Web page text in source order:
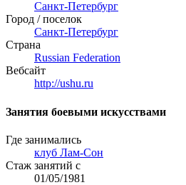
Санкт-Петербург
Город / поселок
Санкт-Петербург
Страна
Russian Federation
Вебсайт
http://ushu.ru
Занятия боевыми искусствами
Где занимались
клуб Лам-Сон
Стаж занятий с
01/05/1981